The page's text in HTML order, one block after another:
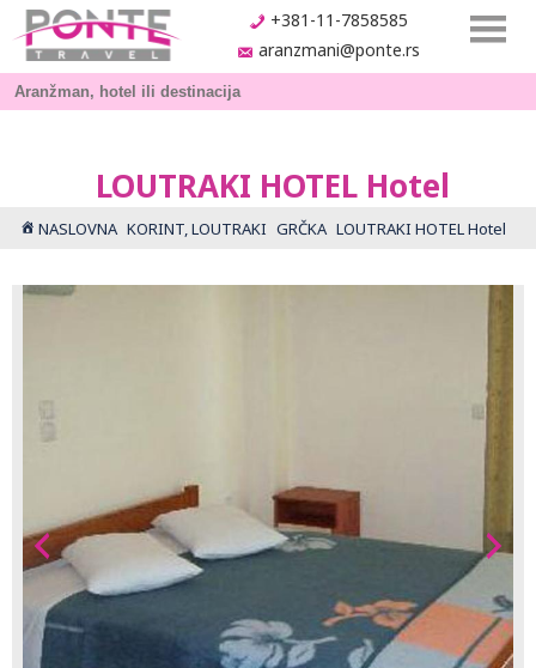
+381-11-7858585
aranzmani@ponte.rs
LOUTRAKI HOTEL Hotel
NASLOVNA KORINT, LOUTRAKI GRČKA LOUTRAKI HOTEL Hotel